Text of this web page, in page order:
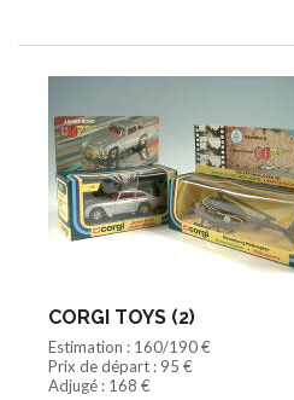
CORGI TOYS (2)
Estimation : 160/190 €
Prix de départ : 95 €
Adjugé : 168 €